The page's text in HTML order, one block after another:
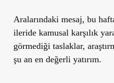
Aralarındaki mesaj, bu
ileride kamusal karşılık
görmediği taslaklar,
şu an en değerli yatırım.